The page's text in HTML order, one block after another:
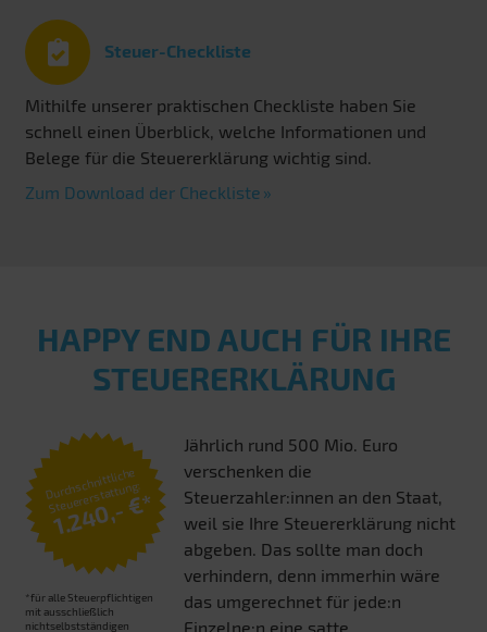
Steuer-Checkliste
Mithilfe unserer praktischen Checkliste haben Sie
schnell einen Überblick, welche Informationen und
Belege für die Steuererklärung wichtig sind.
Zum Download der Checkliste
HAPPY END AUCH FÜR IHRE
STEUERERKLÄRUNG
Durchschnittliche
Steuererstattung:
1.240,- €*
*für alle Steuerpflichtigen
mit ausschließlich
nichtselbstständigen
Jährlich rund 500 Mio. Euro
verschenken die
Steuerzahler:innen an den Staat,
weil sie Ihre Steuererklärung nicht
abgeben. Das sollte man doch
verhindern, denn immerhin wäre
das umgerechnet für jede:n
Einzelne:n eine satte